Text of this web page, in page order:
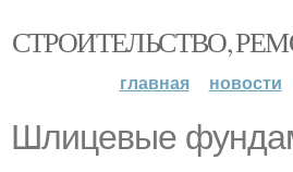
СТРОИТЕЛЬСТВО,
главная новости
Шлицевые